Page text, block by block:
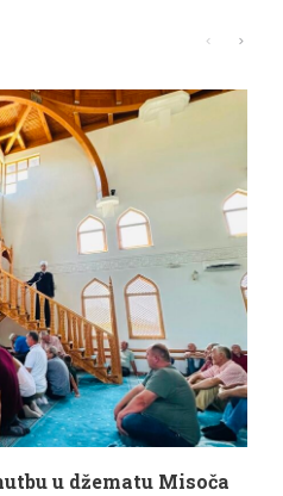
u džematu Misoča